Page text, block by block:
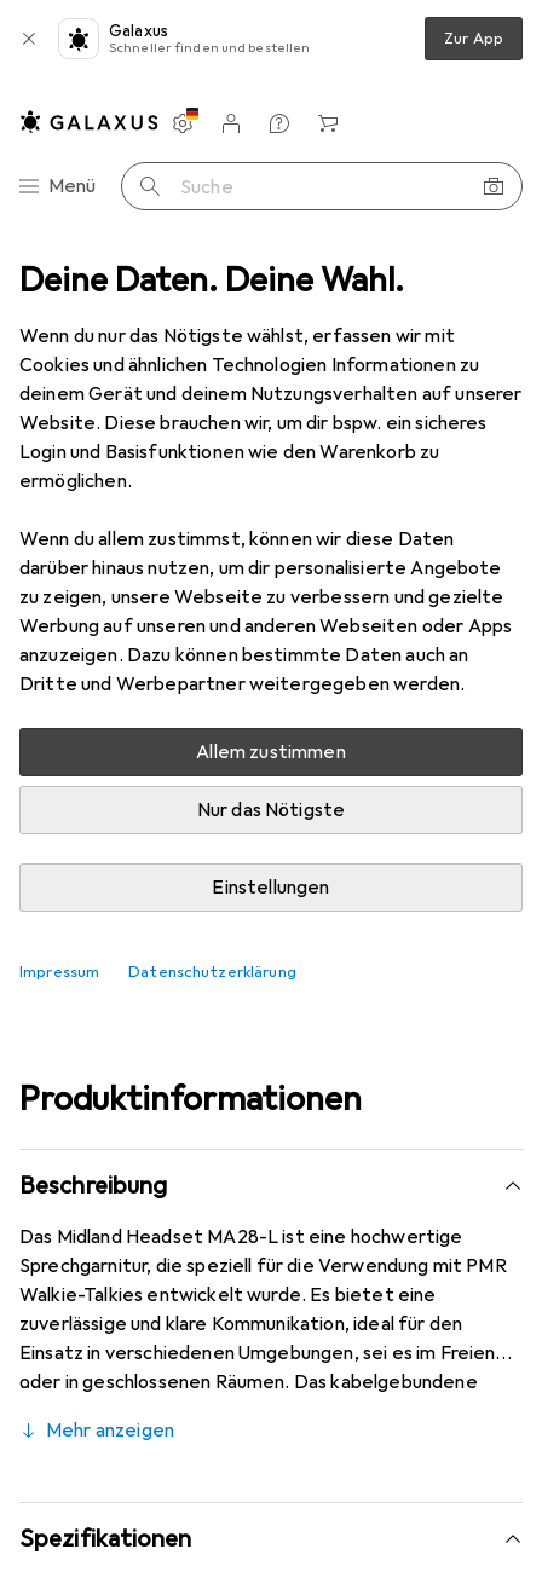
Deine Daten. Deine Wahl.
Wenn du nur das Nötigste wählst, erfassen wir mit
Cookies und ähnlichen Technologien Informationen zu
deinem Gerät und deinem Nutzungsverhalten auf unserer
Website. Diese brauchen wir, um dir bspw. ein sicheres
Login und Basisfunktionen wie den Warenkorb zu
ermöglichen.
Wenn du allem zustimmst, können wir diese Daten
darüber hinaus nutzen, um dir personalisierte Angebote
zu zeigen, unsere Webseite zu verbessern und gezielte
Werbung auf unseren und anderen Webseiten oder Apps
anzuzeigen. Dazu können bestimmte Daten auch an
Dritte und Werbepartner weitergegeben werden.
Allem zustimmen
Nur das Nötigste
Einstellungen
Impressum Datenschutzerklärung
Galaxus
Schneller finden und bestellen Zur App
Navigation nach Kategorien
Menü Suche
Einstellungen
Kundenkonto
Vergleichslisten
Merklisten
Warenkorb
+ Tablets Walkie Talkie Midland Headset MA28-L
2 Bilder
MidlandHeadset MA28-L
EUR
21,39
Bewertungen Marke
Mehr von Midland
Mehr als 10 Stück an Lager beim Lieferanten
Lieferort angeben für genaue Lieferzeit
In den Warenkorb
Kostenloser Versand ab 30,– i
Produktinformationen
Beschreibung
Das Midland Headset MA28-L ist eine hochwertige
Sprechgarnitur, die speziell für die Verwendung mit PMR
Walkie-Talkies entwickelt wurde. Es bietet eine
zuverlässige und klare Kommunikation, ideal für den
Einsatz in verschiedenen Umgebungen, sei es im Freien
oder in geschlossenen Räumen. Das kabelgebundene
Störungen, während das ergonomische Design des
bei längeren Tragezeiten. Das Headset ist mit einem
Clip-Mikrofon ausgestattet, das eine einfache
Handhabung ermöglicht und die Sprachübertragung
Mehr anzeigen
Spezifikationen